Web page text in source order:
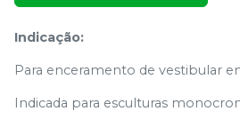
Indicação:
Para enceramento de vestibular
Indicada para esculturas